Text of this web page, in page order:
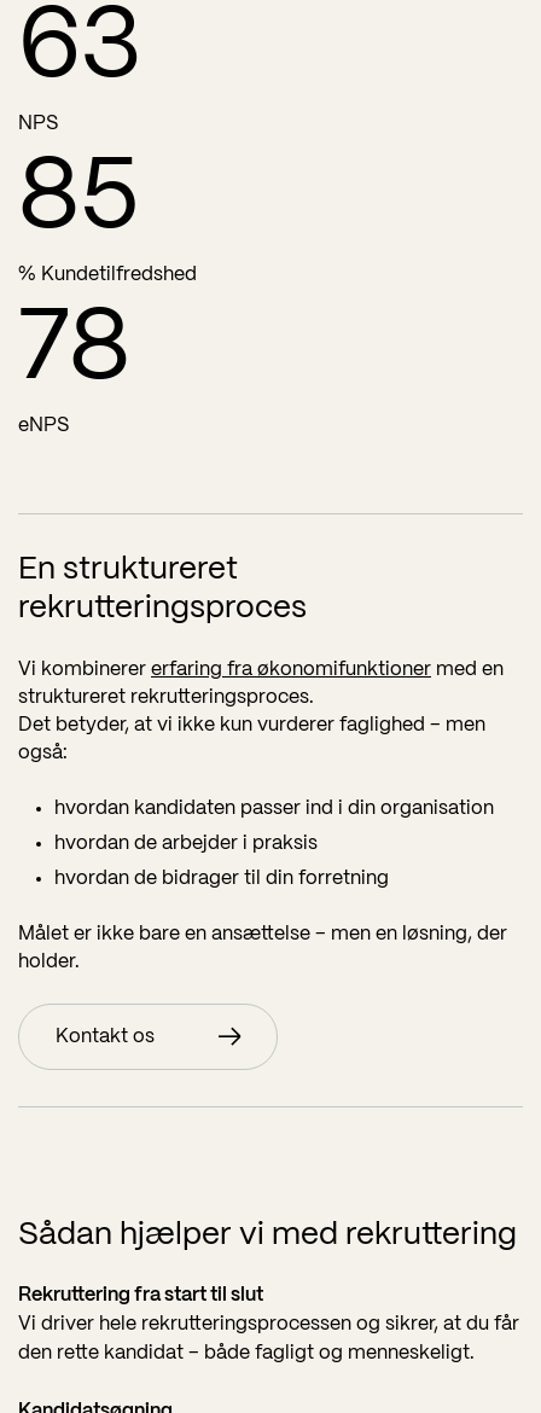
63
NPS
85
% Kundetilfredshed
78
eNPS
En struktureret
rekrutteringsproces
Vi kombinerer erfaring fra økonomifunktioner med en
struktureret rekrutteringsproces.
Det betyder, at vi ikke kun vurderer faglighed – men
også:
hvordan kandidaten passer ind i din organisation
hvordan de arbejder i praksis
hvordan de bidrager til din forretning
Målet er ikke bare en ansættelse – men en løsning, der
holder.
Kontakt os
Sådan hjælper vi med rekruttering
Rekruttering fra start til slut
Vi driver hele rekrutteringsprocessen og sikrer, at du får
den rette kandidat – både fagligt og menneskeligt.